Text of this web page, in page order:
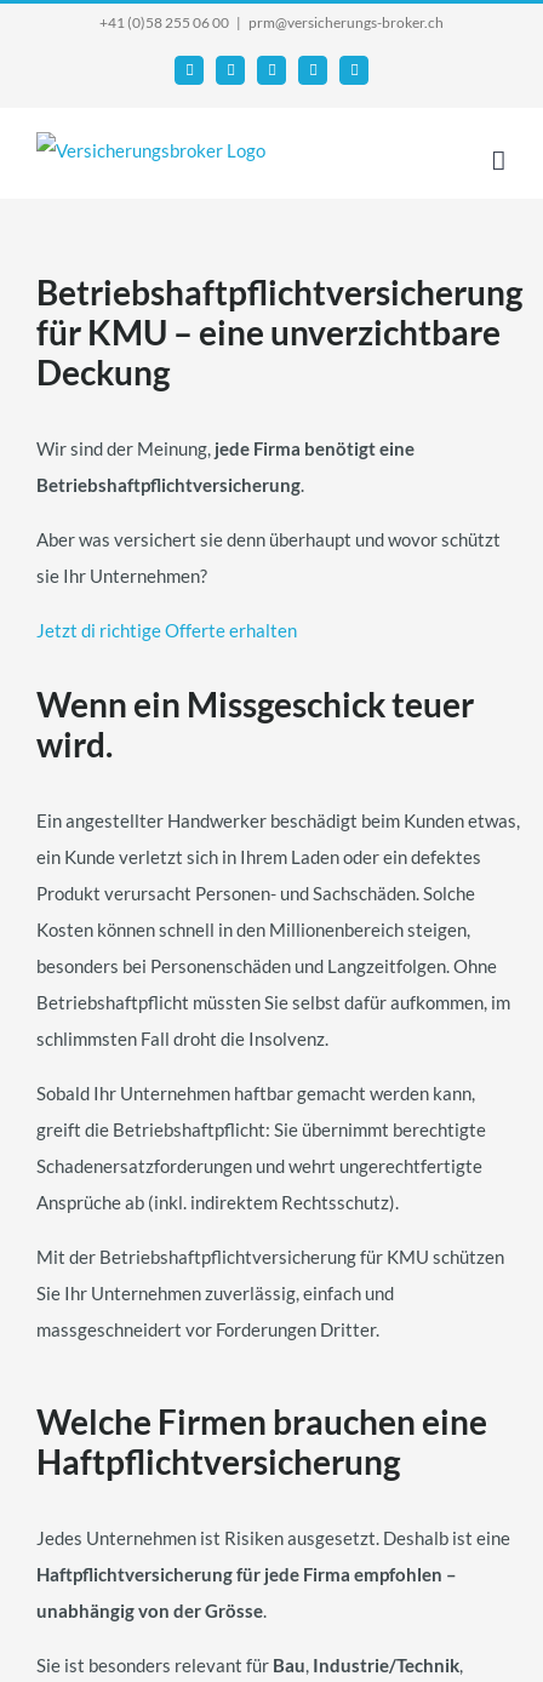
+41 (0)58 255 06 00 | prm@versicherungs-broker.ch
Email FacebookYouTube
X Instagram
Betriebshaftpflichtversicherung
für KMU – eine unverzichtbare
Deckung
Wir sind der Meinung, jede Firma benötigt eine
Betriebshaftpflichtversicherung.
Aber was versichert sie denn überhaupt und wovor schützt
sie Ihr Unternehmen?
Jetzt di richtige Offerte erhalten
Wenn ein Missgeschick teuer
wird.
Ein angestellter Handwerker beschädigt beim Kunden etwas,
ein Kunde verletzt sich in Ihrem Laden oder ein defektes
Produkt verursacht Personen- und Sachschäden. Solche
Kosten können schnell in den Millionenbereich steigen,
besonders bei Personenschäden und Langzeitfolgen. Ohne
Betriebshaftpflicht müssten Sie selbst dafür aufkommen, im
schlimmsten Fall droht die Insolvenz.
Sobald Ihr Unternehmen haftbar gemacht werden kann,
greift die Betriebshaftpflicht: Sie übernimmt berechtigte
Schadenersatzforderungen und wehrt ungerechtfertigte
Ansprüche ab (inkl. indirektem Rechtsschutz).
Mit der Betriebshaftpflichtversicherung für KMU schützen
Sie Ihr Unternehmen zuverlässig, einfach und
massgeschneidert vor Forderungen Dritter.
Welche Firmen brauchen eine
Haftpflichtversicherung
Jedes Unternehmen ist Risiken ausgesetzt. Deshalb ist eine
Haftpflichtversicherung für jede Firma empfohlen –
unabhängig von der Grösse.
Sie ist besonders relevant für Bau, Industrie/Technik,